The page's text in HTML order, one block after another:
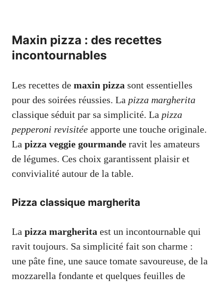
Maxin pizza : des recettes
incontournables
Les recettes de maxin pizza sont essentielles
pour des soirées réussies. La pizza margherita
classique séduit par sa simplicité. La pizza
pepperoni revisitée apporte une touche originale.
La pizza veggie gourmande ravit les amateurs
de légumes. Ces choix garantissent plaisir et
convivialité autour de la table.
Pizza classique margherita
La pizza margherita est un incontournable qui
ravit toujours. Sa simplicité fait son charme :
une pâte fine, une sauce tomate savoureuse, de la
mozzarella fondante et quelques feuilles de